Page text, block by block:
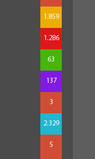
1.859
1.286
63
137
3
2.329
5